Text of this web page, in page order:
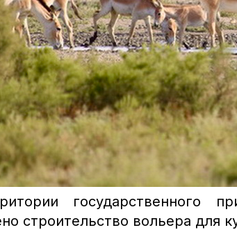
государственного
строительство вольера для